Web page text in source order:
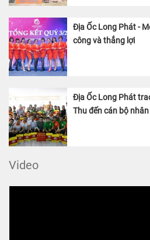
Địa Ốc Long Phát -
công và thắng lợi
Địa Ốc Long Phát
Thu đến cán bộ
Video